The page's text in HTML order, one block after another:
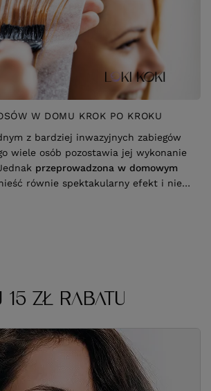
W DOMU KROK PO KROKU
z bardziej inwazyjnych zabiegów
wiele osób pozostawia jej wykonanie
przeprowadzona w domowym
równie spektakularny efekt i nie
się do wskazówek ekspertów
15 ZŁ RABATU